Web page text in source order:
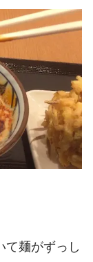
て麺がずっし